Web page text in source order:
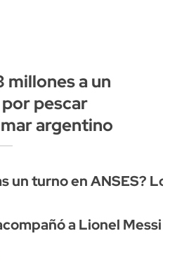
millones a un
pescar
argentino
un turno en ANSES?
a Lionel